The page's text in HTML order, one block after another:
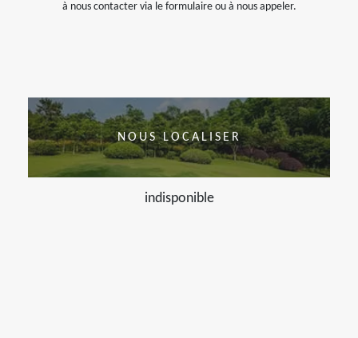
à nous contacter via le formulaire ou à nous appeler.
NOUS LOCALISER
indisponible